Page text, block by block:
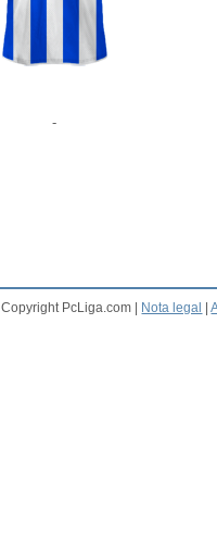
-
Copyright PcLiga.com | Nota legal |